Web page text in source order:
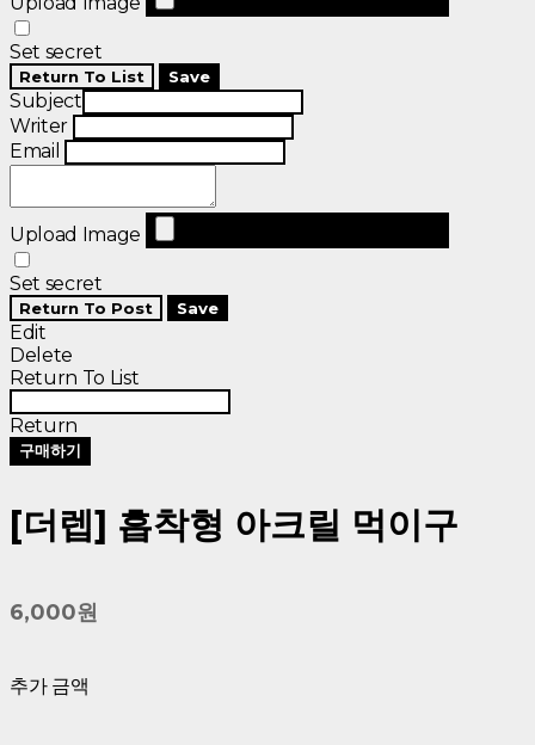
Set secret
Return To List Save
Subject
Writer
Email
Upload Image
Set secret
Return To Post Save
Edit
Delete
Return To List
Return
구매하기
[더렙] 흡착형 아크릴 먹이구
6,000원
추가 금액